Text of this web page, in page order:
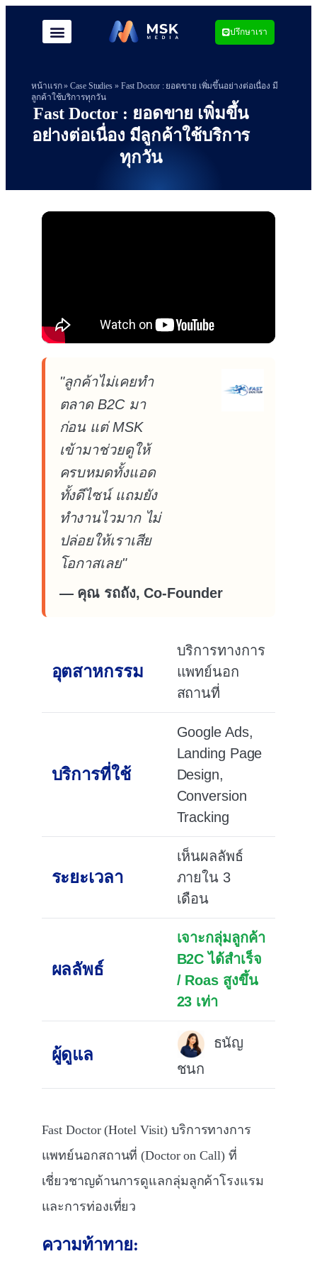
ปรึกษาเรา
หน้าแรก»Case Studies » Fast Doctor : ยอดขาย เพิ่มขึ้นอย่างต่อเนื่อง มี
ลูกค้าใช้บริการทุกวัน
Fast Doctor : ยอดขาย เพิ่มขึ้น
อย่างต่อเนื่อง มีลูกค้าใช้บริการ
ทุกวัน
"ลูกค้าไม่เคยทำ
ตลาด B2C มา
ก่อน แต่ MSK
เข้ามาช่วยดูให้
ครบหมดทั้งแอด
ทั้งดีไซน์ แถมยัง
ทำงานไวมาก ไม่
ปล่อยให้เราเสีย
โอกาสเลย"
— คุณ รถถัง, Co-Founder
อุตสาหกรรม
บริการทางการ
แพทย์นอก
สถานที่
บริการที่ใช้
Google Ads,
Landing Page
Design,
Conversion
Tracking
ระยะเวลา
เห็นผลลัพธ์
ภายใน 3
เดือน
ผลลัพธ์
เจาะกลุ่มลูกค้า
B2C ได้สำเร็จ
/ Roas สูงขึ้น
23 เท่า
ผู้ดูแล
ธนัญ
ชนก
Fast Doctor (Hotel Visit) บริการทางการ
แพทย์นอกสถานที่ (Doctor on Call) ที่
เชี่ยวชาญด้านการดูแลกลุ่มลูกค้าโรงแรม
และการท่องเที่ยว
ความท้าทาย: